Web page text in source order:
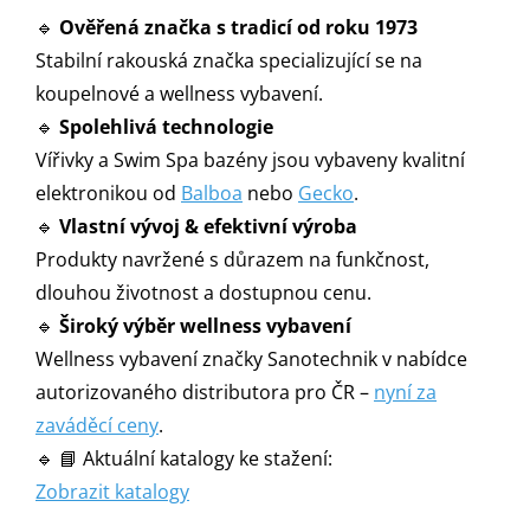
🔹 Ověřená značka s tradicí od roku 1973
Stabilní rakouská značka specializující se na
koupelnové a wellness vybavení.
🔹 Spolehlivá technologie
Vířivky a Swim Spa bazény jsou vybaveny kvalitní
elektronikou od Balboa nebo Gecko.
🔹 Vlastní vývoj & efektivní výroba
Produkty navržené s důrazem na funkčnost,
dlouhou životnost a dostupnou cenu.
🔹 Široký výběr wellness vybavení
Wellness vybavení značky Sanotechnik v nabídce
autorizovaného distributora pro ČR – nyní za
zaváděcí ceny.
🔹 📘 Aktuální katalogy ke stažení:
Zobrazit katalogy